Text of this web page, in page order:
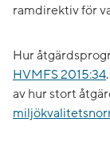
ramdirektiv för
Hur
HVMFS 2015:34
av hur stort